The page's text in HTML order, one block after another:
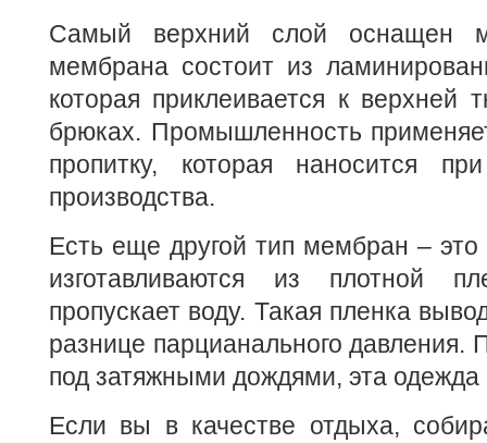
Самый верхний слой оснащен
мембрана состоит из
которая приклеивается к верхней
брюках. Промышленность
пропитку, которая наносится
производства.
Есть еще другой тип мембран –
изготавливаются из плотной
пропускает воду. Такая пленка
разнице парцианального давления.
под затяжными дождями, эта
Если вы в качестве отдыха,